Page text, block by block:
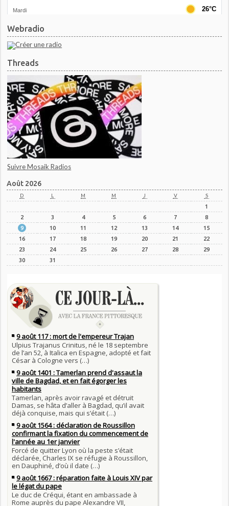
Webradio
Threads
Suivre Mosaik Radios
Août 2026
D L M M J V S
1
2
3 4 5 6 7
8
9
10 11 12 13 14
15
16
17 18 19 20 21
22
23
24 25 26 27 28
29
30
31